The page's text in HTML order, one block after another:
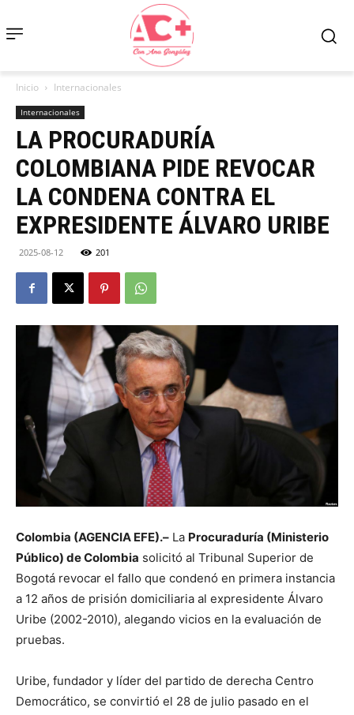
Inicio Internacionales
Internacionales
LA PROCURADURÍA
COLOMBIANA PIDE REVOCAR
LA CONDENA CONTRA EL
EXPRESIDENTE ÁLVARO URIBE
2025-08-12 201
Colombia (AGENCIA EFE).– La Procuraduría (Ministerio
Público) de Colombia solicitó al Tribunal Superior de
Bogotá revocar el fallo que condenó en primera instancia
a 12 años de prisión domiciliaria al expresidente Álvaro
Uribe (2002-2010), alegando vicios en la evaluación de
pruebas.
Uribe, fundador y líder del partido de derecha Centro
Democrático, se convirtió el 28 de julio pasado en el